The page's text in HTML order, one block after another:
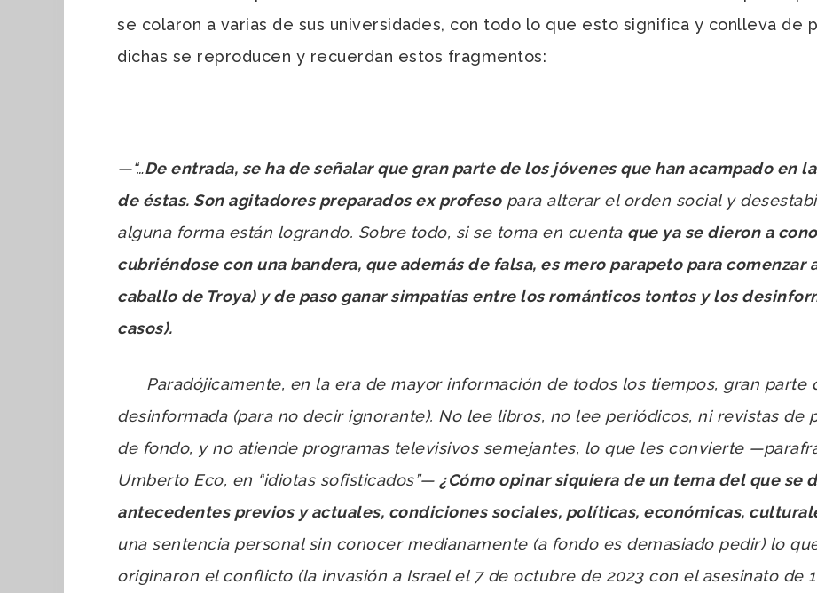
se colaron a varias de sus universidades, con todo lo que esto significa y conlleva de
dichas se reproducen y recuerdan estos fragmentos:
—“…De entrada, se ha de señalar que gran parte de los jóvenes que han acampado en
de éstas. Son agitadores preparados ex profesopara alterar el orden social y
alguna forma están logrando. Sobre todo, si se toma en cuenta que ya se dieron a
cubriéndose con una bandera, que además de falsa, es mero parapeto para comenzar
caballo de Troya) y de paso ganar simpatías entre los románticos tontos y los
casos).
Paradójicamente, en la era de mayor información de todos los tiempos, gran parte
desinformada (para no decir ignorante). No lee libros, no lee periódicos, ni revistas de
de fondo, y no atiende programas televisivos semejantes, lo que les convierte
Umberto Eco, en “idiotas sofisticados”— ¿Cómo opinar siquiera de un tema del que se
antecedentes previos y actuales, condiciones sociales, políticas, económicas,
una sentencia personal sin conocer medianamente (a fondo es demasiado pedir) lo
originaron el conflicto (la invasión a Israel el 7 de octubre de 2023 con el asesinato de